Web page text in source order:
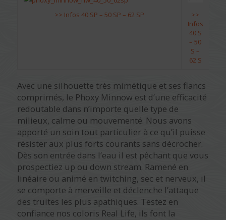
>> Infos 40 SP – 50 SP – 62 SP
>>
Infos
40 S
– 50
S –
62 S
Avec une silhouette très mimétique et ses flancs
comprimés, le Phoxy Minnow est d’une efficacité
redoutable dans n’importe quelle type de
milieux, calme ou mouvementé. Nous avons
apporté un soin tout particulier à ce qu’il puisse
résister aux plus forts courants sans décrocher.
Dès son entrée dans l’eau il est pêchant que vous
prospectiez up ou down stream. Ramené en
linéaire ou animé en twitching, sec et nerveux, il
se comporte à merveille et déclenche l’attaque
des truites les plus apathiques. Testez en
confiance nos coloris Real Life, ils font la